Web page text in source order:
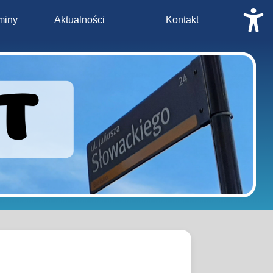
Aktualności Kontakt